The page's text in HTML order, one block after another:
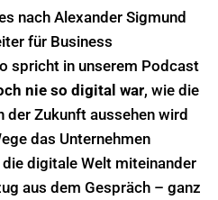
nach Alexander Sigmund
für Business
spricht in unserem Podcast
nie so digital war, wie die
Zukunft aussehen wird
das Unternehmen
digitale Welt miteinander
aus dem Gespräch – ganz